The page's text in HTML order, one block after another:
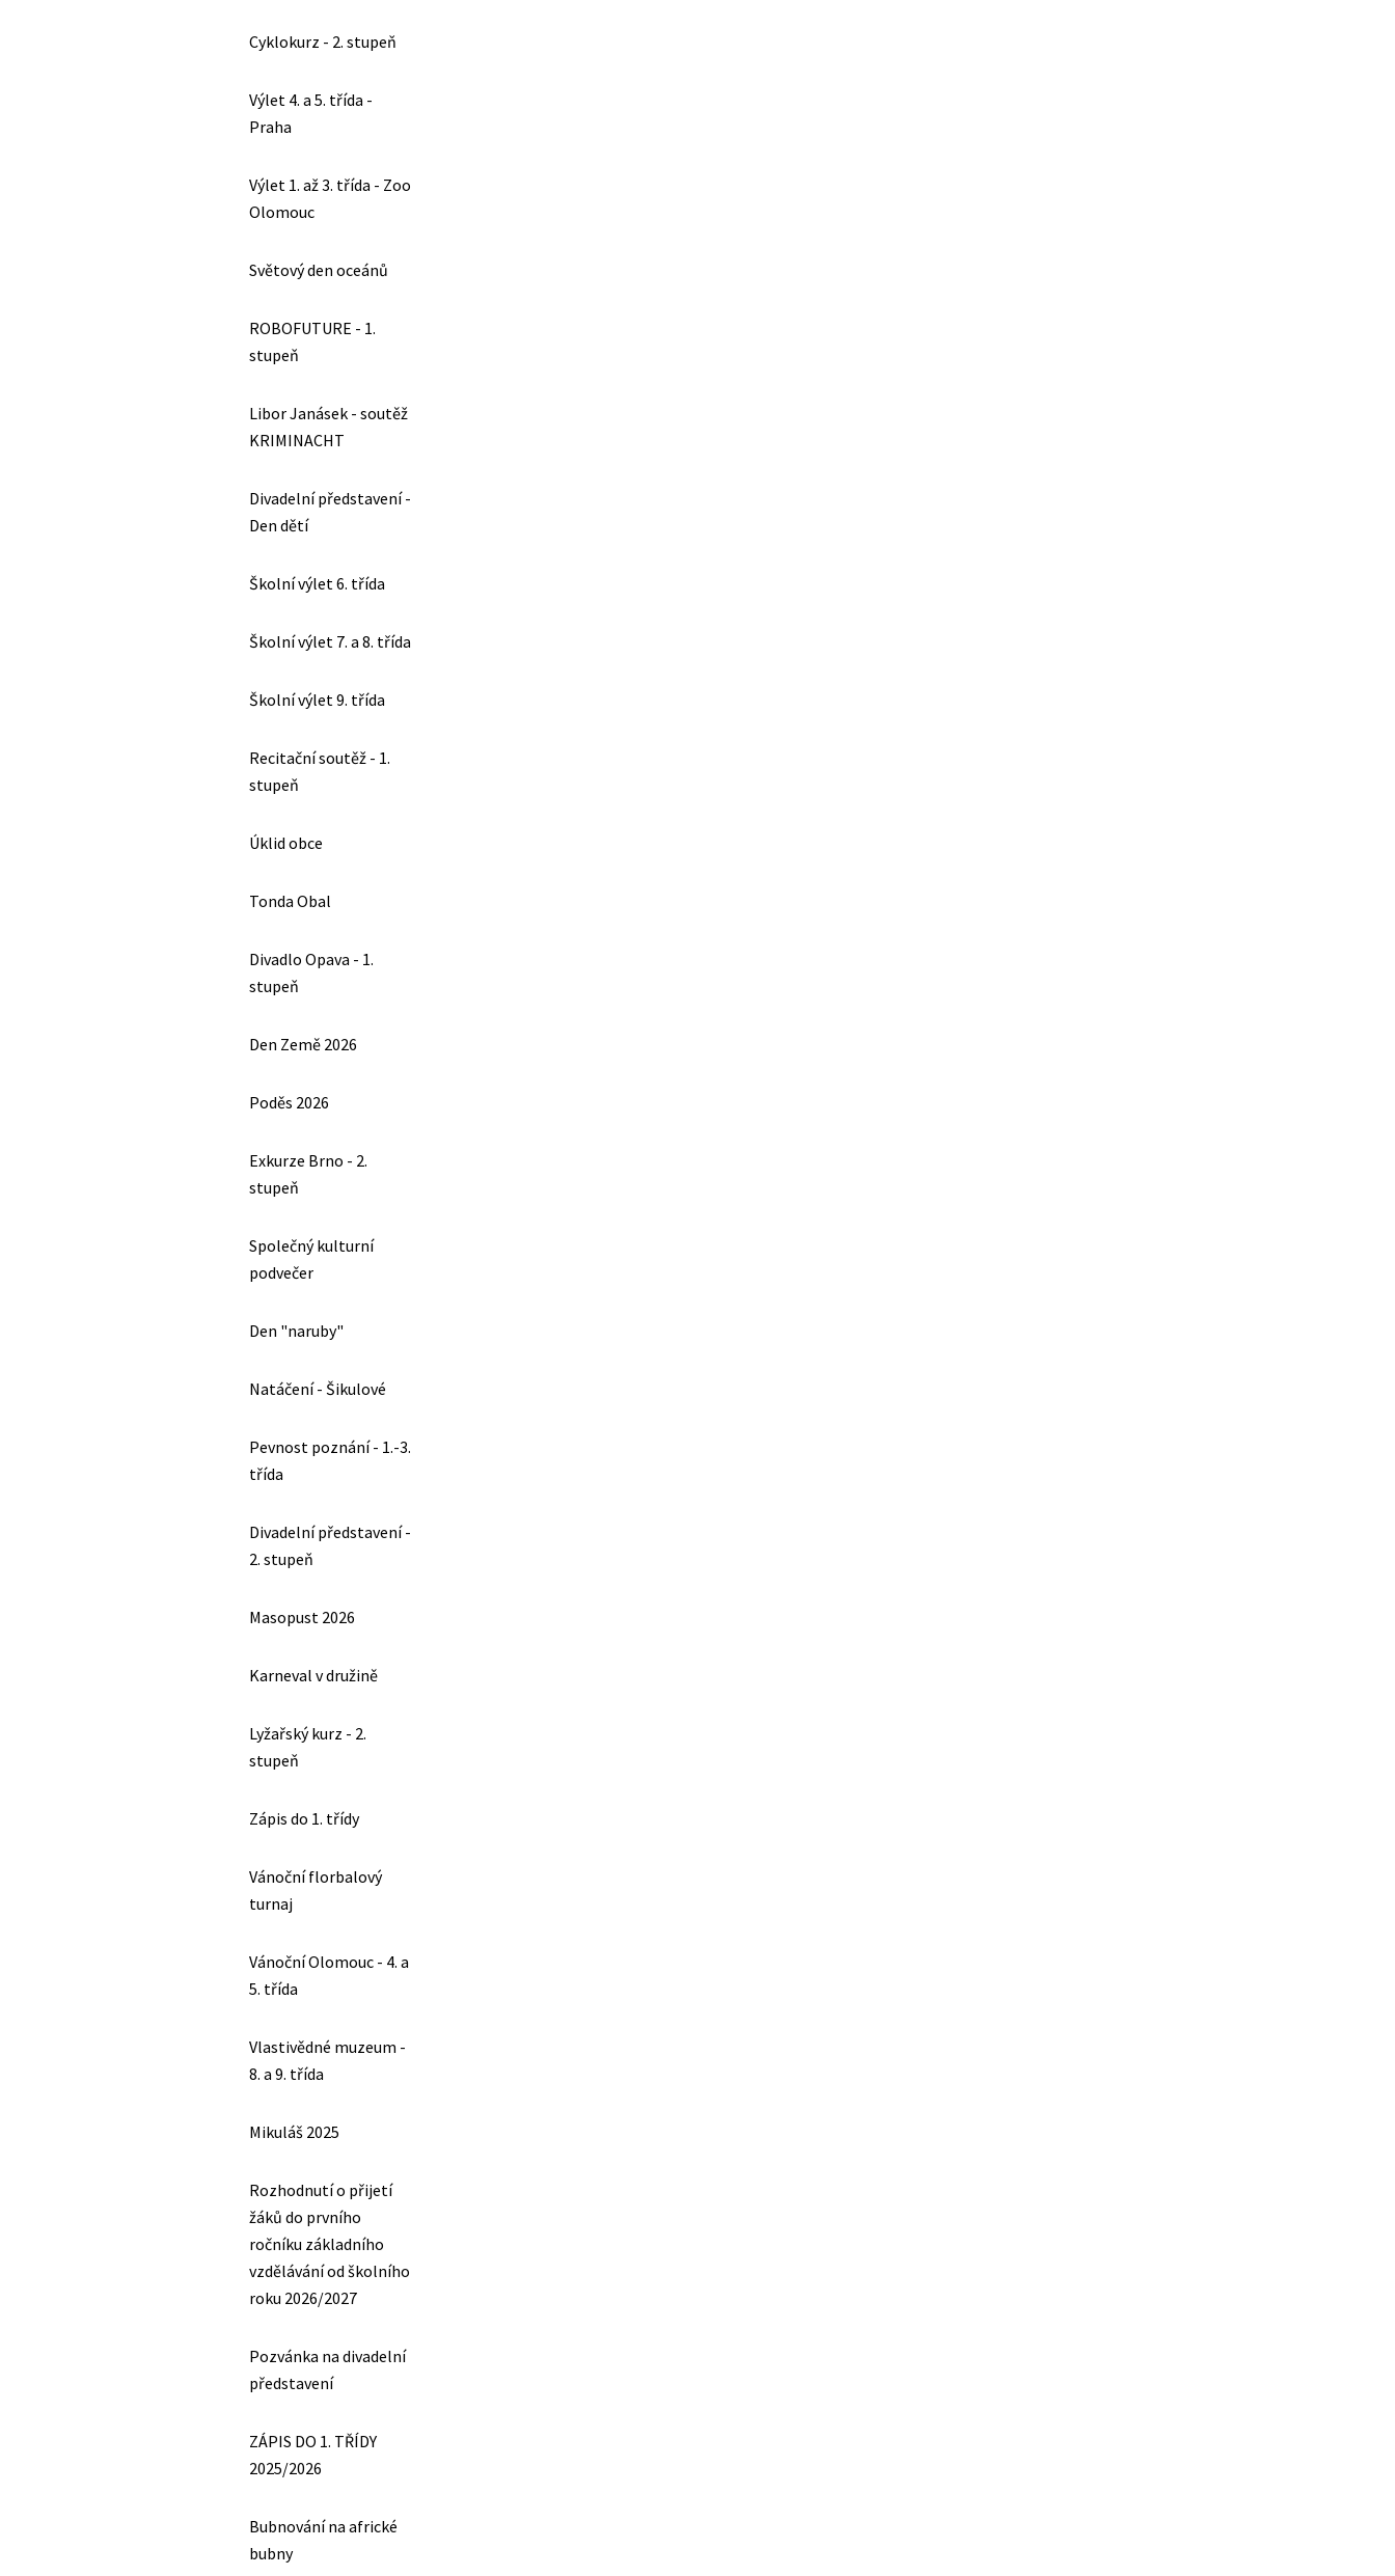
Cyklokurz - 2. stupeň
Výlet 4. a 5. třída -
Praha
Výlet 1. až 3. třída - Zoo
Olomouc
Světový den oceánů
ROBOFUTURE - 1.
stupeň
Libor Janásek - soutěž
KRIMINACHT
Divadelní představení -
Den dětí
Školní výlet 6. třída
Školní výlet 7. a 8. třída
Školní výlet 9. třída
Recitační soutěž - 1.
stupeň
Úklid obce
Tonda Obal
Divadlo Opava - 1.
stupeň
Den Země 2026
Poděs 2026
Exkurze Brno - 2.
stupeň
Společný kulturní
podvečer
Den "naruby"
Natáčení - Šikulové
Pevnost poznání - 1.-3.
třída
Divadelní představení -
2. stupeň
Masopust 2026
Karneval v družině
Lyžařský kurz - 2.
stupeň
Zápis do 1. třídy
Vánoční florbalový
turnaj
Vánoční Olomouc - 4. a
5. třída
Vlastivědné muzeum -
8. a 9. třída
Mikuláš 2025
Rozhodnutí o přijetí
žáků do prvního
ročníku základního
vzdělávání od školního
roku 2026/2027
Pozvánka na divadelní
představení
ZÁPIS DO 1. TŘÍDY
2025/2026
Bubnování na africké
bubny